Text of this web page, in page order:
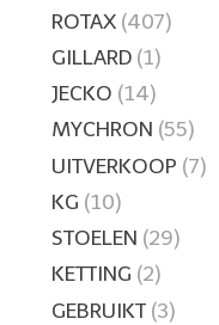
ROTAX (407)
GILLARD (1)
JECKO (14)
MYCHRON (55)
UITVERKOOP (7)
KG (10)
STOELEN (29)
KETTING (2)
GEBRUIKT (3)